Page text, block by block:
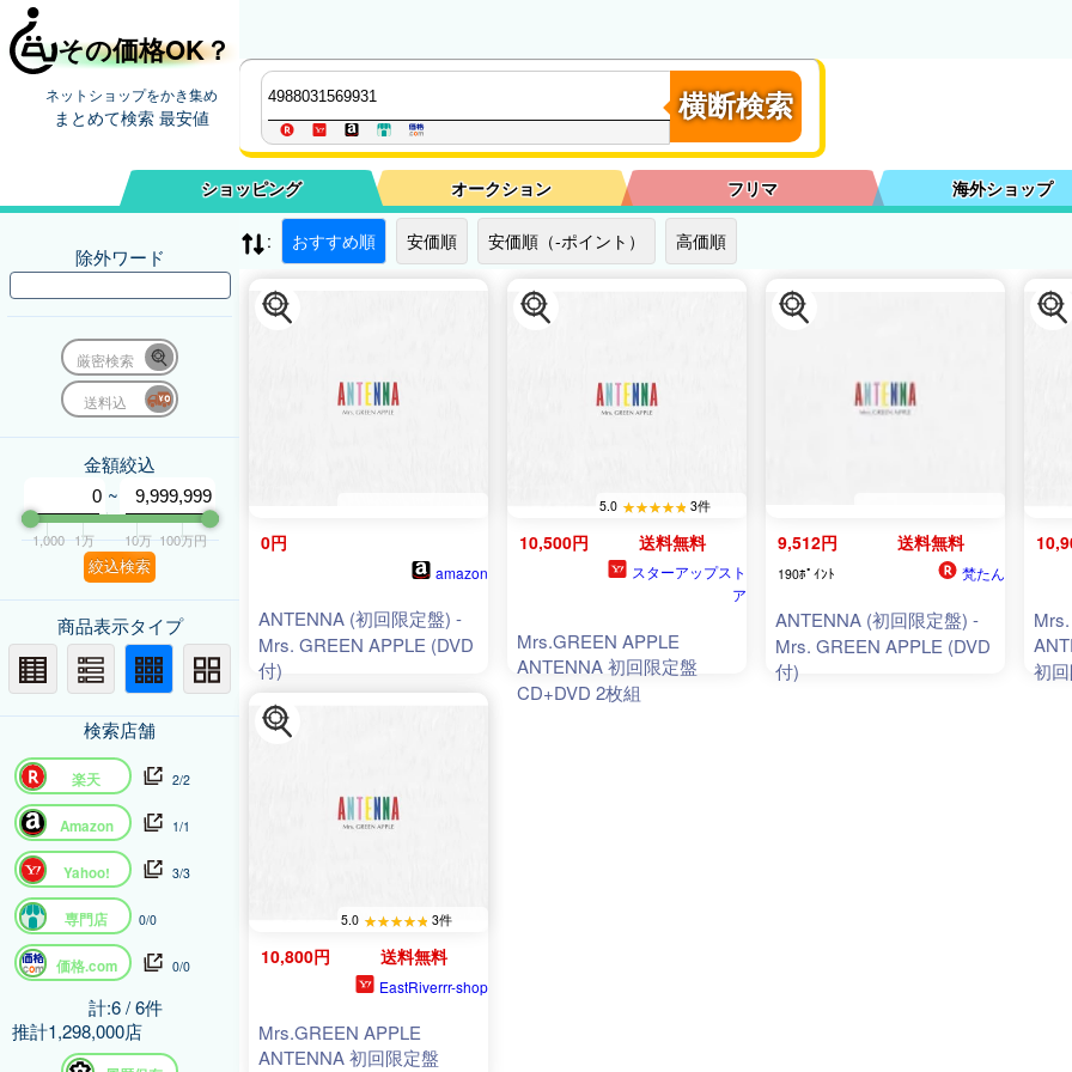
その価格OK？
ネットショップをかき集め
まとめて検索 最安値 横断検索
ショッピング オークション フリマ 海外ショップ
除外ワード
厳密検索
送料込
金額絞込
~
1,000 1万 10万 100万円
絞込検索
商品表示タイプ
検索店舗
楽天 2/2
Amazon 1/1
Yahoo! 3/3
専門店 0/0
価格.com 0/0
計:6 / 6件
推計1,298,000店
: おすすめ順 安価順 安価順（-ポイント） 高価順
0円
amazon
ANTENNA (初回限定盤) -
Mrs. GREEN APPLE (DVD
付)
10,500円 送料無料
スターアップスト
ア
5.0 3件
Mrs.GREEN APPLE
ANTENNA 初回限定盤
CD+DVD 2枚組
9,512円 送料無料
190ﾎﾟｲﾝﾄ 梵たん
ANTENNA (初回限定盤) -
Mrs. GREEN APPLE (DVD
付)
初
10,800円 送料無料
EastRiverrr-shop
5.0 3件
Mrs.GREEN APPLE
ANTENNA 初回限定盤